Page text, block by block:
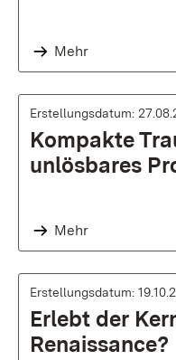
Mehr
Erstellungsdatum:
Kompakte
unlösbares
Mehr
Erstellungsdatum:
Erlebt der
Renaissance?